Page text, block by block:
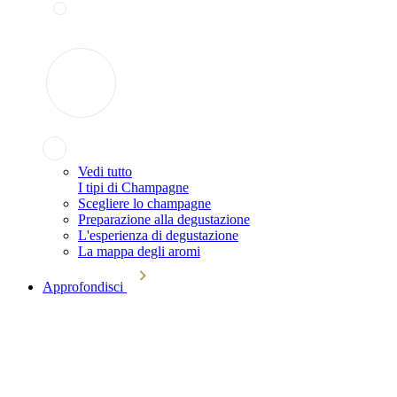
Vedi tutto
I tipi di Champagne
Scegliere lo champagne
Preparazione alla degustazione
L'esperienza di degustazione
La mappa degli aromi
Approfondisci